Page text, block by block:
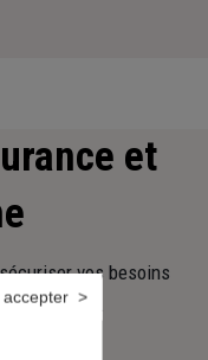
et
vos besoins
de demain.